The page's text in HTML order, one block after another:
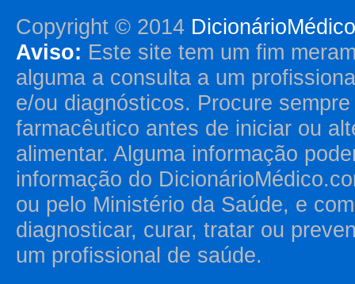
Copyright © 2014
Aviso: Este site tem um fim
alguma a consulta a um
e/ou diagnósticos. Procure
farmacêutico antes de iniciar ou
alimentar. Alguma informação
informação do
ou pelo Ministério da Saúde, e
diagnosticar, curar, tratar ou
um profissional de saúde.